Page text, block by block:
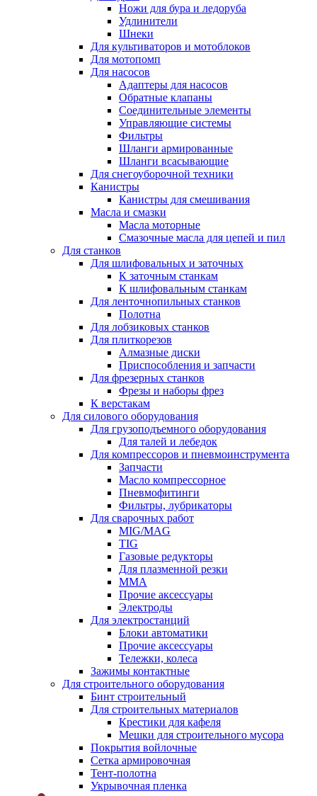
Ножи для бура и ледоруба
Удлинители
Шнеки
Для культиваторов и мотоблоков
Для мотопомп
Для насосов
Адаптеры для насосов
Обратные клапаны
Соединительные элементы
Управляющие системы
Фильтры
Шланги армированные
Шланги всасывающие
Для снегоуборочной техники
Канистры
Канистры для смешивания
Масла и смазки
Масла моторные
Смазочные масла для цепей и пил
Для станков
Для шлифовальных и заточных
К заточным станкам
К шлифовальным станкам
Для ленточнопильных станков
Полотна
Для лобзиковых станков
Для плиткорезов
Алмазные диски
Приспособления и запчасти
Для фрезерных станков
Фрезы и наборы фрез
К верстакам
Для силового оборудования
Для грузоподъемного оборудования
Для талей и лебедок
Для компрессоров и пневмоинструмента
Запчасти
Масло компрессорное
Пневмофитинги
Фильтры, лубрикаторы
Для сварочных работ
MIG/MAG
TIG
Газовые редукторы
Для плазменной резки
ММА
Прочие аксессуары
Электроды
Для электростанций
Блоки автоматики
Прочие аксессуары
Тележки, колеса
Зажимы контактные
Для строительного оборудования
Бинт строительный
Для строительных материалов
Крестики для кафеля
Мешки для строительного мусора
Покрытия войлочные
Сетка армировочная
Тент-полотна
Укрывочная пленка